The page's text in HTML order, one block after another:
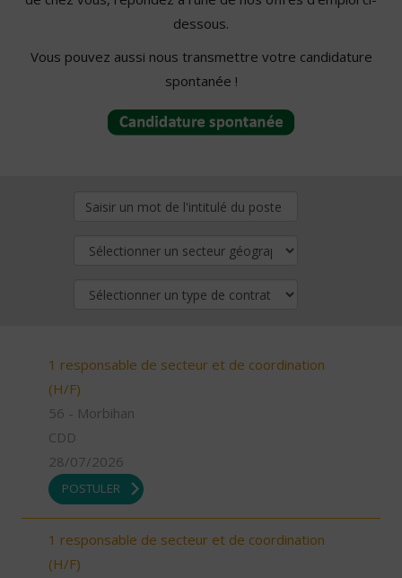
dessous.
Vous pouvez aussi nous transmettre votre candidature
spontanée !
1 responsable de secteur et de coordination
(H/F)
56 - Morbihan
CDD
28/07/2026
POSTULER
1 responsable de secteur et de coordination
(H/F)